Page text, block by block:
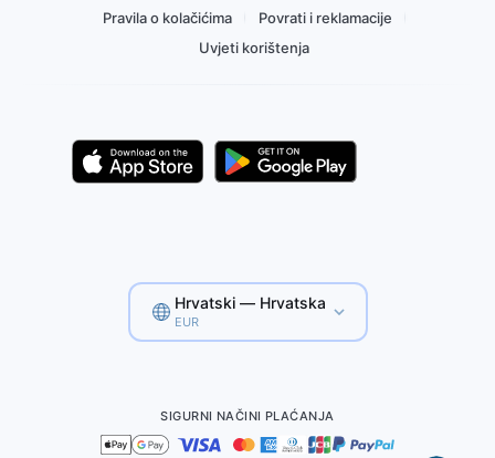
Pravila o kolačićima
Povrati i reklamacije
Uvjeti korištenja
Hrvatski — Hrvatska
EUR
SIGURNI NAČINI PLAĆANJA